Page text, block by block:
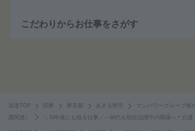
こだわりからお仕事をさがす
派遣TOP 東京都 あきる野市
マンパワーグループ
護関連）
＼10年後にも残る仕事／～60代も現役活躍中の職場へ＊介護